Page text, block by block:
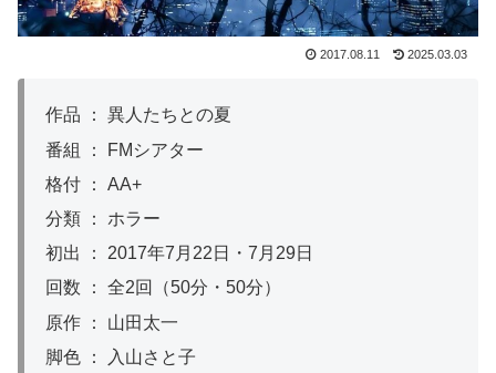
2017.08.11 2025.03.03
作品 ： 異人たちとの夏
番組 ： FMシアター
格付 ： AA+
分類 ： ホラー
初出 ： 2017年7月22日・7月29日
回数 ： 全2回（50分・50分）
原作 ： 山田太一
脚色 ： 入山さと子